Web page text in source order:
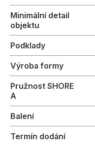
Minimální detail
objektu
Podklady
Výroba formy
Pružnost SHORE
A
Balení
Termín dodání